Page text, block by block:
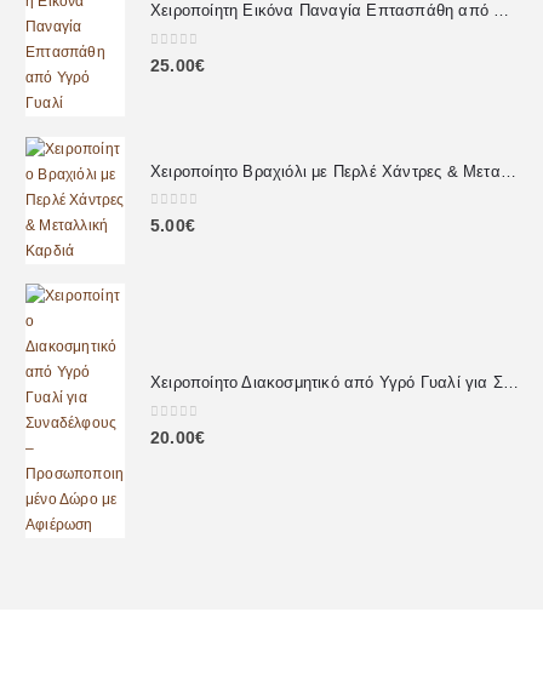
Χειροποίητη Εικόνα Παναγία Επτασπάθη από Υγρό Γυαλί
0out of 5
25.00€
0 out of 5
5.00€
Χειροποίητο Διακοσμητικό από Υγρό Γυαλί για Συναδέλφους – Προσωποποιημένο Δώρο με Αφιέρωση
0out of 5
20.00€